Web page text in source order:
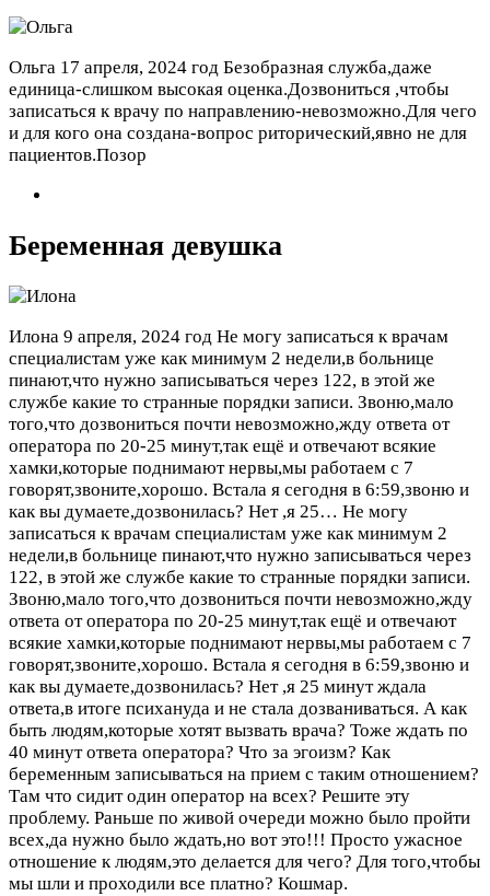
Ольга 17 апреля, 2024 год Безобразная служба,даже
единица-слишком высокая оценка.Дозвониться ,чтобы
записаться к врачу по направлению-невозможно.Для чего
и для кого она создана-вопрос риторический,явно не для
пациентов.Позор
Беременная девушка
Илона 9 апреля, 2024 год Не могу записаться к врачам
специалистам уже как минимум 2 недели,в больнице
пинают,что нужно записываться через 122, в этой же
службе какие то странные порядки записи. Звоню,мало
того,что дозвониться почти невозможно,жду ответа от
оператора по 20-25 минут,так ещё и отвечают всякие
хамки,которые поднимают нервы,мы работаем с 7
говорят,звоните,хорошо. Встала я сегодня в 6:59,звоню и
как вы думаете,дозвонилась? Нет ,я 25… Не могу
записаться к врачам специалистам уже как минимум 2
недели,в больнице пинают,что нужно записываться через
122, в этой же службе какие то странные порядки записи.
Звоню,мало того,что дозвониться почти невозможно,жду
ответа от оператора по 20-25 минут,так ещё и отвечают
всякие хамки,которые поднимают нервы,мы работаем с 7
говорят,звоните,хорошо. Встала я сегодня в 6:59,звоню и
как вы думаете,дозвонилась? Нет ,я 25 минут ждала
ответа,в итоге психануда и не стала дозваниваться. А как
быть людям,которые хотят вызвать врача? Тоже ждать по
40 минут ответа оператора? Что за эгоизм? Как
беременным записываться на прием с таким отношением?
Там что сидит один оператор на всех? Решите эту
проблему. Раньше по живой очереди можно было пройти
всех,да нужно было ждать,но вот это!!! Просто ужасное
отношение к людям,это делается для чего? Для того,чтобы
мы шли и проходили все платно? Кошмар.